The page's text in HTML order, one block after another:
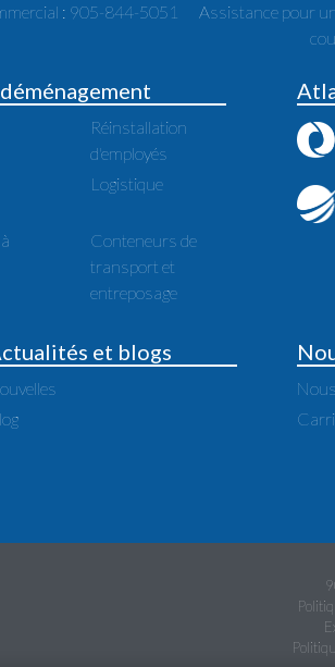
: 905-844-5051
Assistance pour
Réinstallation
d'employés
Logistique
Conteneurs de
transport et
entreposage
et blogs